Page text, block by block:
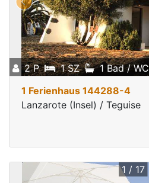
2 P 1 SZ 1 Bad / WC
1 Ferienhaus 144288-4
Lanzarote (Insel) / Teguise
1 / 17